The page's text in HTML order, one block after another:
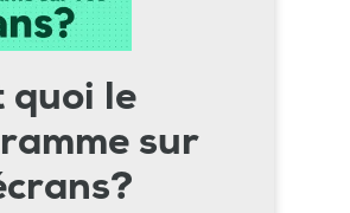
quoi le
sur